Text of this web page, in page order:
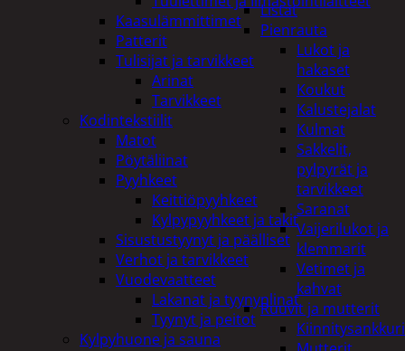
Listat
Pienrauta
Lukot ja
hakaset
Koukut
Kalustejalat
Kulmat
Sakkelit,
pylpyrät ja
tarvikkeet
Saranat
Vaijerilukot ja
klemmarit
Vetimet ja
kahvat
Ruuvit ja mutterit
Kaasulämmittimet
Patterit
Tulisijat ja tarvikkeet
Arinat
Tarvikkeet
Kodintekstiilit
Matot
Pöytäliinat
Pyyhkeet
Keittiöpyyhkeet
Kylpypyyhkeet ja takit
Sisustustyynyt ja päälliset
Verhot ja tarvikkeet
Vuodevaatteet
Lakanat ja tyynynlinat
Tyynyt ja peitot
Kylpyhuone ja sauna